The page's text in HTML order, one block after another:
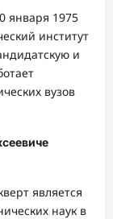
января 1975
институт
и
вузов
является
наук в